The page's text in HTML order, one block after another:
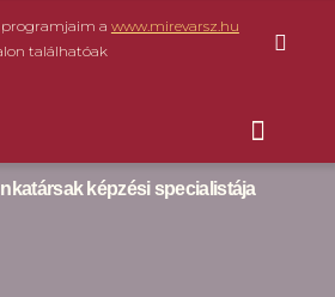
programjaim a www.mirevarsz.hu
találhatóak
képzési specialistája